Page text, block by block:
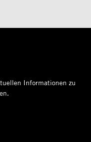
Informationen zu